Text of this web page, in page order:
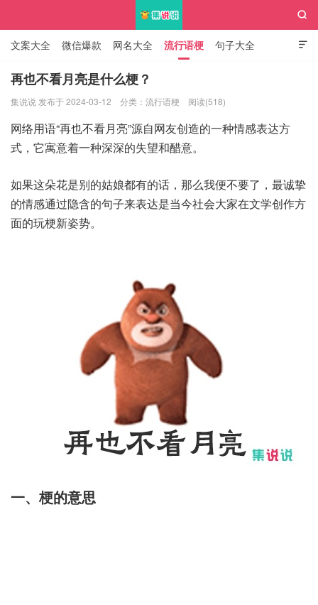

文案大全 微信爆款 网名大全 流行语梗 句子大全
知识大全

再也不看月亮是什么梗？
集说说 发布于 2024-03-12 分类： 流行语梗 阅读(518)
网络用语“再也不看月亮”源自网友创造的一种情感表达方
式，它寓意着一种深深的失望和醋意。
如果这朵花是别的姑娘都有的话，那么我便不要了，最诚挚
的情感通过隐含的句子来表达是当今社会大家在文学创作方
面的玩梗新姿势。
一、梗的意思